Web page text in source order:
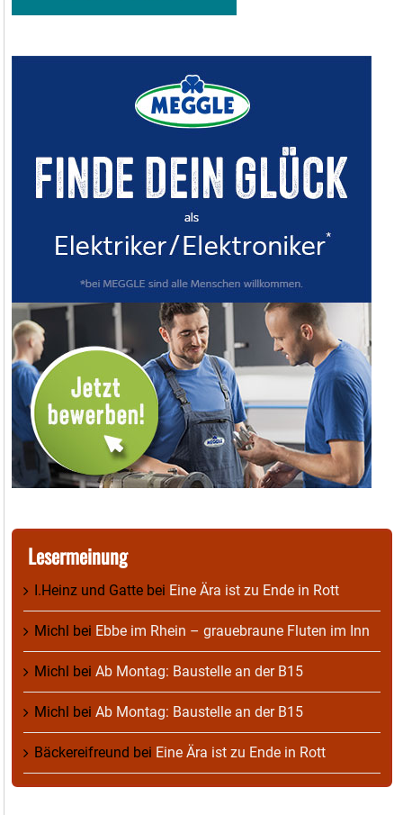
Lesermeinung
I.Heinz und Gatte bei Eine Ära ist zu Ende in Rott
Michl bei Ebbe im Rhein – grauebraune Fluten im Inn
Michl bei Ab Montag: Baustelle an der B15
Michl bei Ab Montag: Baustelle an der B15
Bäckereifreund bei Eine Ära ist zu Ende in Rott